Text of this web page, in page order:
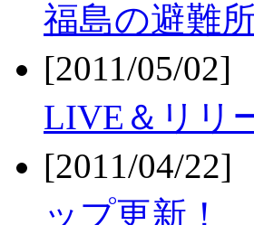
福島の避難
[2011/05/02]
LIVE＆リリ
[2011/04/22]
ップ更新！